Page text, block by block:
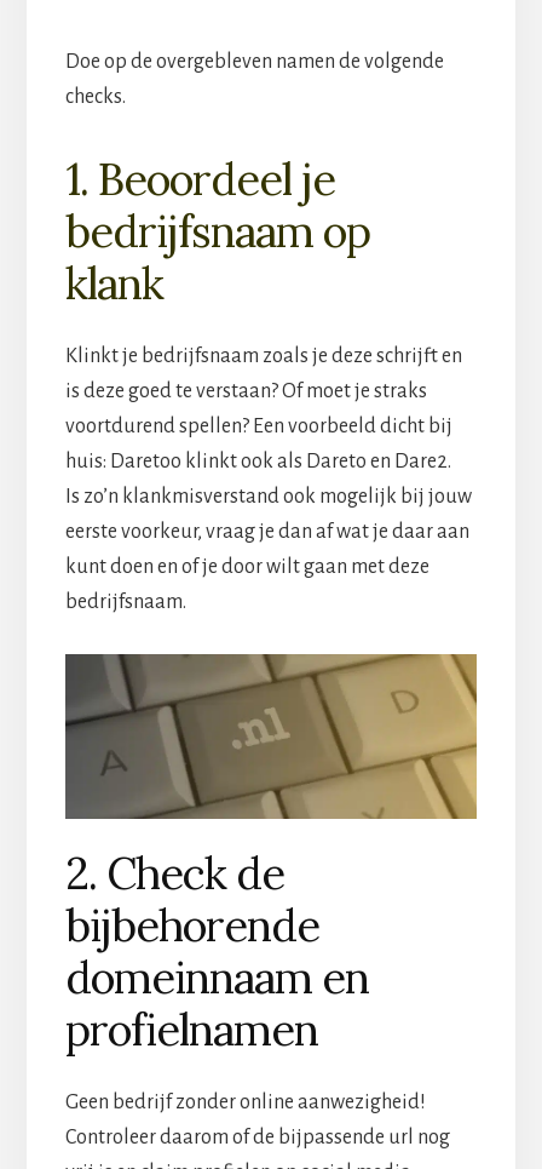
Doe op de overgebleven namen de volgende
checks.
1. Beoordeel je
bedrijfsnaam op
klank
Klinkt je bedrijfsnaam zoals je deze schrijft en
is deze goed te verstaan? Of moet je straks
voortdurend spellen? Een voorbeeld dicht bij
huis: Daretoo klinkt ook als Dareto en Dare2.
Is zo’n klankmisverstand ook mogelijk bij jouw
eerste voorkeur, vraag je dan af wat je daar aan
kunt doen en of je door wilt gaan met deze
bedrijfsnaam.
2. Check de
bijbehorende
domeinnaam en
profielnamen
Geen bedrijf zonder online aanwezigheid!
Controleer daarom of de bijpassende url nog